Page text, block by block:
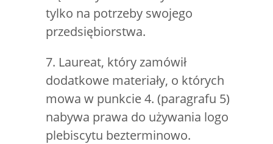
tylko na potrzeby swojego
przedsiębiorstwa.
7. Laureat, który zamówił
dodatkowe materiały, o których
mowa w punkcie 4. (paragrafu 5)
nabywa prawa do używania logo
plebiscytu bezterminowo.